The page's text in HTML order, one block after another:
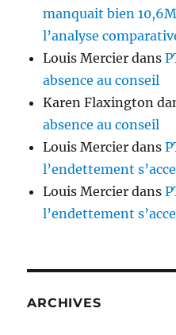
manquait bien
l’analyse
Louis Mercier dans
absence au conseil
Karen Flaxington
absence au conseil
Louis Mercier dans
l’endettement
Louis Mercier dans
l’endettement
ARCHIVES